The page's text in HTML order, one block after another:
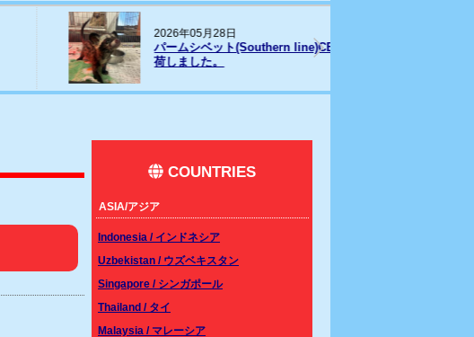
2026年05月28日
パームシベット(Southern line)CBベビーが入
荷しました。
COUNTRIES
ASIA/アジア
Indonesia / インドネシア
Uzbekistan / ウズベキスタン
Singapore / シンガポール
Thailand / タイ
Malaysia / マレーシア